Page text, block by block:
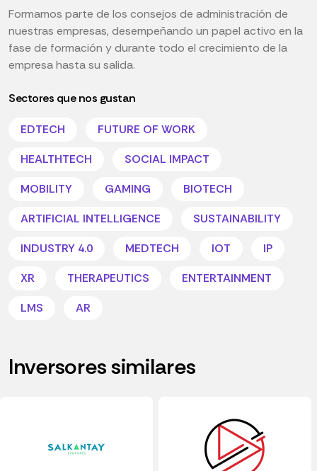
Formamos parte de los consejos de administración de
nuestras empresas, desempeñando un papel activo en la
fase de formación y durante todo el crecimiento de la
empresa hasta su salida.
Sectores que nos gustan
EDTECH
FUTURE OF WORK
HEALTHTECH
SOCIAL IMPACT
MOBILITY
GAMING
BIOTECH
ARTIFICIAL INTELLIGENCE
SUSTAINABILITY
INDUSTRY 4.0
MEDTECH IOT
IP
XR
THERAPEUTICS
ENTERTAINMENT
LMS
AR
Inversores similares